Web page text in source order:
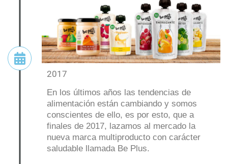
2017
En los últimos años las tendencias de
alimentación están cambiando y somos
conscientes de ello, es por esto, que a
finales de 2017, lazamos al mercado la
nueva marca multiproducto con carácter
saludable llamada Be Plus.